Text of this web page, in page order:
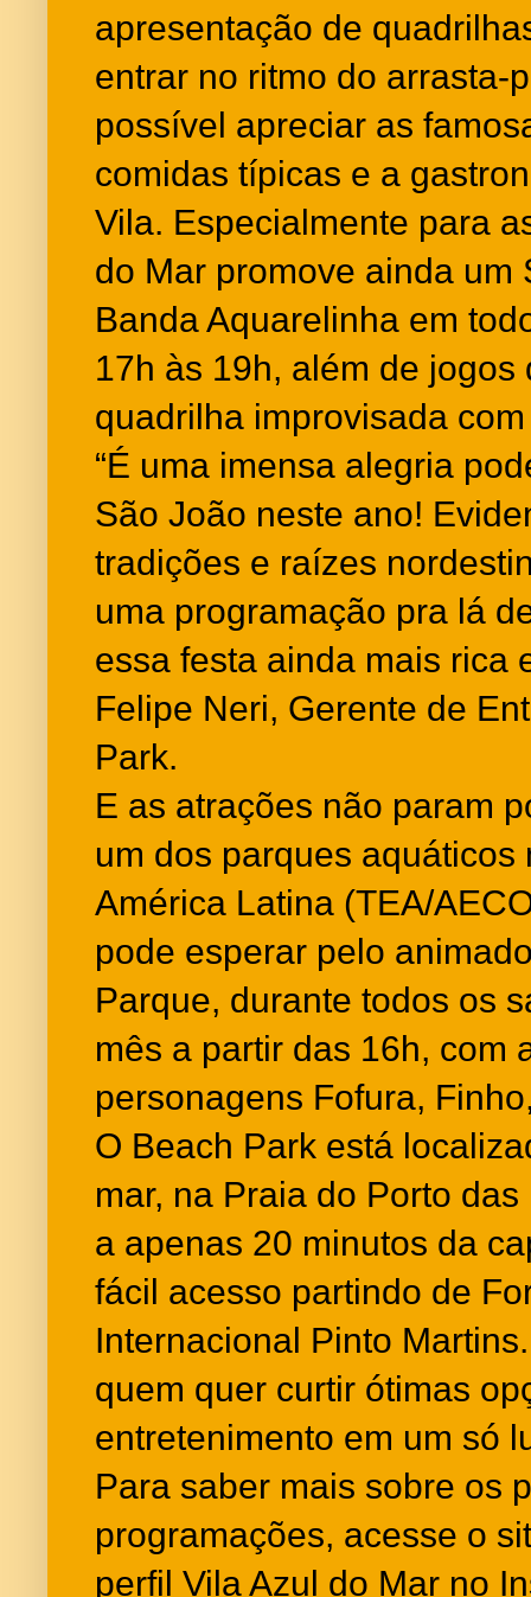
apresentação de
entrar no ritmo do arrasta-
possível apreciar as
comidas típicas e a
Vila. Especialmente para
do Mar promove ainda um
Banda Aquarelinha em
17h às 19h, além de jogos
quadrilha improvisada
“É uma imensa alegria
São João neste ano!
tradições e raízes
uma programação pra lá
essa festa ainda mais rica
Felipe Neri, Gerente de
Park.
E as atrações não param
um dos parques aquáticos
América Latina (TEA/
pode esperar pelo
Parque, durante todos os
mês a partir das 16h, com
personagens Fofura,
O Beach Park está
mar, na Praia do Porto
a apenas 20 minutos da
fácil acesso partindo de
Internacional Pinto
quem quer curtir ótimas
entretenimento em um só
Para saber mais sobre os
programações, acesse o
perfil Vila Azul do Mar no